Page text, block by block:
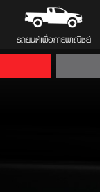
รถยนต์เพื่อการพาณิชย์